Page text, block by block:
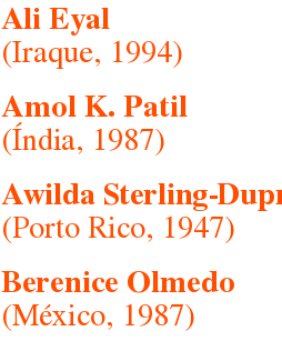
Ali Eyal
(Iraque, 1994)
Amol K. Patil
(Índia, 1987)
Awilda Sterling-
(Porto Rico, 1947)
Berenice Olmedo
(México, 1987)